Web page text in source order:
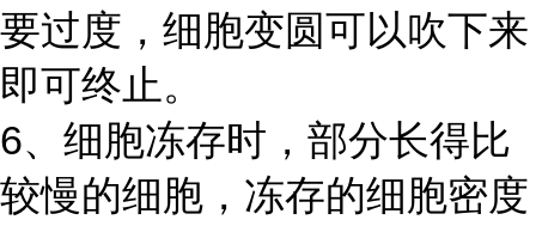
要过度，细胞变圆可以吹下来
即可终止。
6、细胞冻存时，部分长得比
较慢的细胞，冻存的细胞密度